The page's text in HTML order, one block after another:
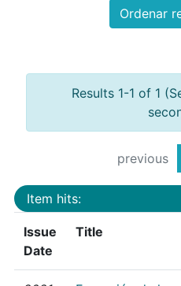
Ordenar
Results 1-1 of 1
previous
Item hits:
Issue
Date
Title